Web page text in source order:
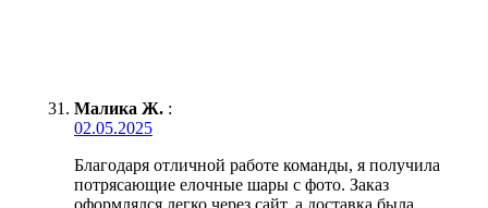
Малика Ж. :
02.05.2025
Благодаря отличной работе команды, я получила
потрясающие елочные шары с фото. Заказ
оформлялся легко через сайт, а доставка была